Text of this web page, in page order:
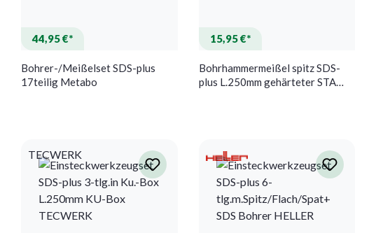
44,95 €*
Bohrer-/Meißelset SDS-plus
17teilig Metabo
15,95 €*
Bohrhammermeißel spitz SDS-
plus L.250mm gehärteter STA
TECWERK